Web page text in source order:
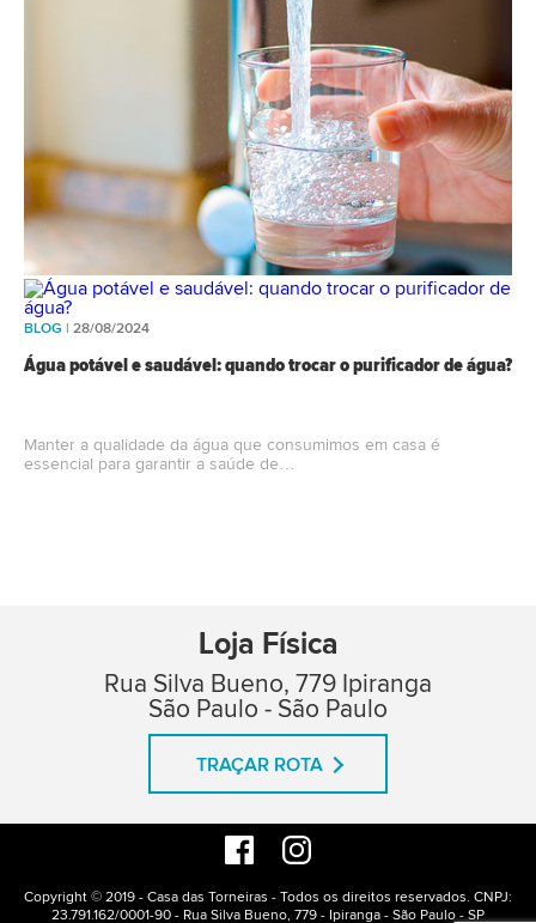
BLOG | 28/08/2024
Água potável e saudável: quando trocar o purificador de água?
Manter a qualidade da água que consumimos em casa é
essencial para garantir a saúde de…
Loja Física
Rua Silva Bueno, 779 Ipiranga
São Paulo - São Paulo
TRAÇAR ROTA
Copyright © 2019 - Casa das Torneiras - Todos os direitos reservados. CNPJ:
23.791.162/0001-90 - Rua Silva Bueno, 779 - Ipiranga - São Paulo - SP